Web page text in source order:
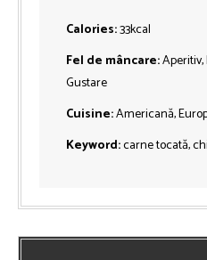
Calories:33kcal
Fel de mâncare:
Gustare
Cuisine:Americană,
Keyword:carne tocată,